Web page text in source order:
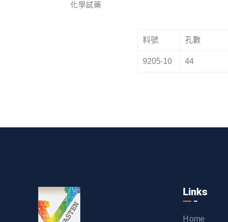
化學試藥
料號 孔數
9205-10 44
Links
Home